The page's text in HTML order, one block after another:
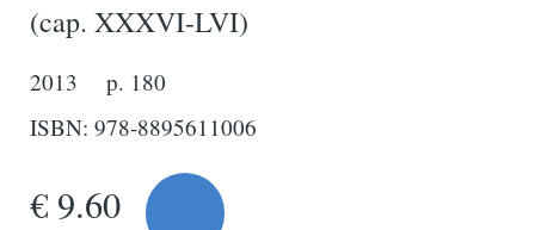
(cap. XXXVI-LVI)
2013
p. 180
ISBN: 978-8895611006
€ 9.60